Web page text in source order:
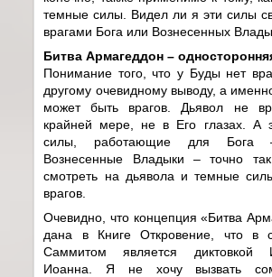
темные силы. Видел ли я эти силы
врагами Бога или Вознесенных
Битва Армагеддон –
Понимание того, что у Буды нет
другому очевидному выводу, а
может быть врагов. Дьявол не
крайней мере, не в Его глазах. А
силы, работающие для
Вознесенные Владыки – точно
смотреть на дьявола и темные
врагов.
Очевидно, что концепция «Битва
дана в Книге Откровение, что в
Саммитом является диктовкой
Иоанна. Я не хочу вызвать